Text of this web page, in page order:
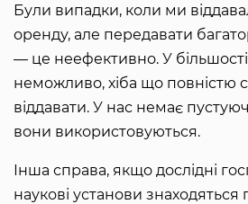
Були випадки, коли ми
оренду, але передавати
— це неефективно. У
неможливо, хіба що повністю
віддавати. У нас немає
вони використовуються.
Інша справа, якщо дослідні
наукові установи